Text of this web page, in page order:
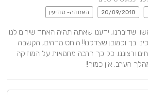
20/09/2018 האחוזה- מודיעין
הערב. אין כמוך!!